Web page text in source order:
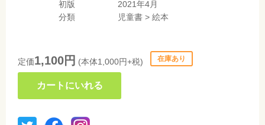
初版
2021年4月
分類
児童書 > 絵本
定価1,100円 (本体1,000円+税) 在庫あり
カートにいれる